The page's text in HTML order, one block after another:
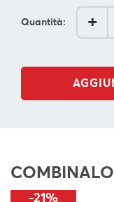
Quantità: +
-21%